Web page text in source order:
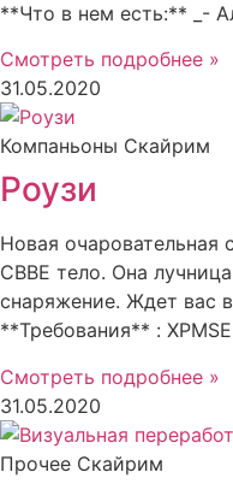
**Что в нем есть:** _-
Смотреть подробнее »
31.05.2020
Компаньоны Скайрим
Роузи
Новая очаровательная
CBBE тело. Она
снаряжение. Ждет вас
**Требования** :
Смотреть подробнее »
31.05.2020
Прочее Скайрим